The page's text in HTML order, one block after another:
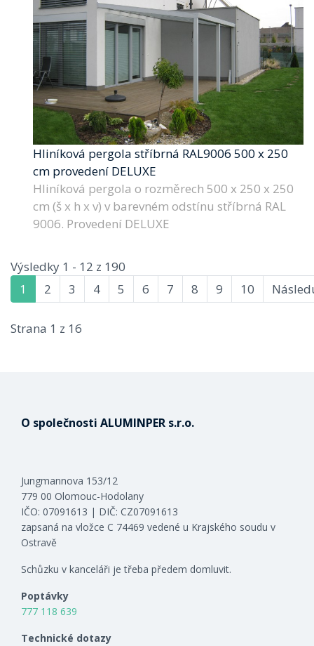
Hliníková pergola stříbrná RAL9006 500 x 250
cm provedení DELUXE
Hliníková pergola o rozměrech 500 x 250 x 250
cm (š x h x v) v barevném odstínu stříbrná RAL
9006. Provedení DELUXE
Výsledky 1 - 12 z 190
1
2 3 4 5 6 7 8 9 10
Strana 1 z 16
O společnosti ALUMINPER s.r.o.
Jungmannova 153/12
779 00 Olomouc-Hodolany
IČO: 07091613 | DIČ: CZ07091613
zapsaná na vložce C 74469 vedené u Krajského soudu v
Ostravě
Schůzku v kanceláři je třeba předem domluvit.
Poptávky
777 118 639
Technické dotazy